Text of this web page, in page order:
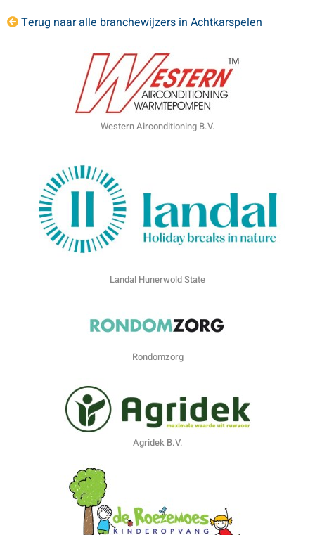
Terug naar alle branchewijzers in Achtkarspelen
Western Airconditioning B.V.
Landal Hunerwold State
Rondomzorg
Agridek B.V.